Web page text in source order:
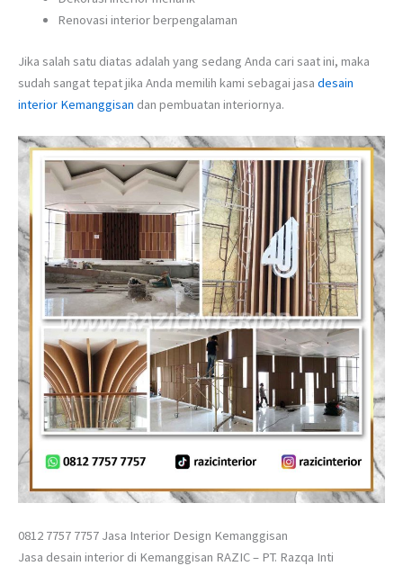
Renovasi interior berpengalaman
Jika salah satu diatas adalah yang sedang Anda cari saat ini, maka
sudah sangat tepat jika Anda memilih kami sebagai jasa desain
interior Kemanggisan dan pembuatan interiornya.
0812 7757 7757 Jasa Interior Design Kemanggisan
Jasa desain interior di Kemanggisan RAZIC – PT. Razqa Inti